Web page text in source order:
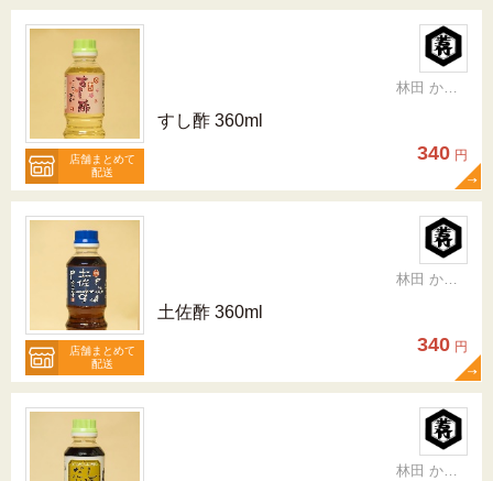
店舗まとめて
配送
林田 かおり
すし酢 360ml
340 円
店舗まとめて
配送
林田 かおり
土佐酢 360ml
340 円
林田 かおり